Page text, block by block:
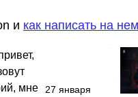
и как написать на
мне
27 января